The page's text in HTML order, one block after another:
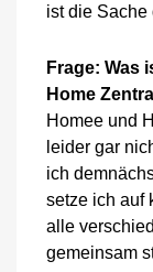
ist die Sache
Frage: Was
Home
Homee und
leider gar
ich
setze ich auf
alle
gemeinsam